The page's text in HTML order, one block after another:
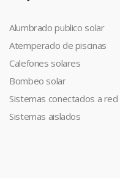
Alumbrado publico solar
Atemperado de piscinas
Calefones solares
Bombeo solar
Sistemas conectados a red
Sistemas aislados